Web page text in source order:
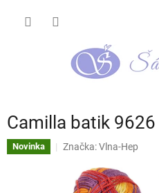
Camilla batik 9626
Novinka Značka:Vlna-Hep